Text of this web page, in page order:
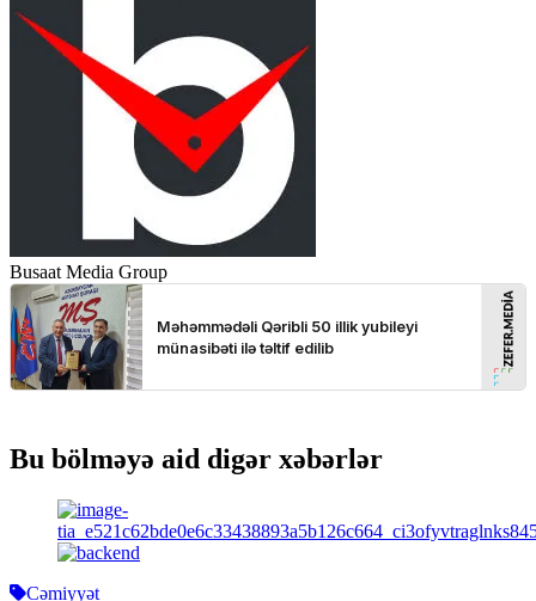
Busaat Media Group
Bu bölməyə aid digər xəbərlər
Cəmiyyət